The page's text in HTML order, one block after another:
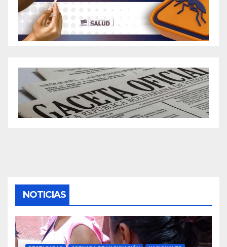
NOTICIAS